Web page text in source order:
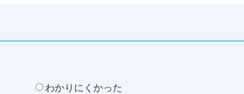
わかりにくかった